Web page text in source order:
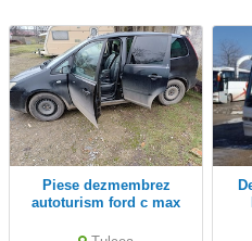
piese dezmembrez
autoturism ford c max
Dezmembrez autocar